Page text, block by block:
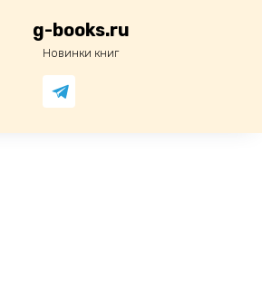
g-books.ru
Новинки книг